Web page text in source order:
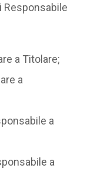
Responsabile
a Titolare;
a
a
a